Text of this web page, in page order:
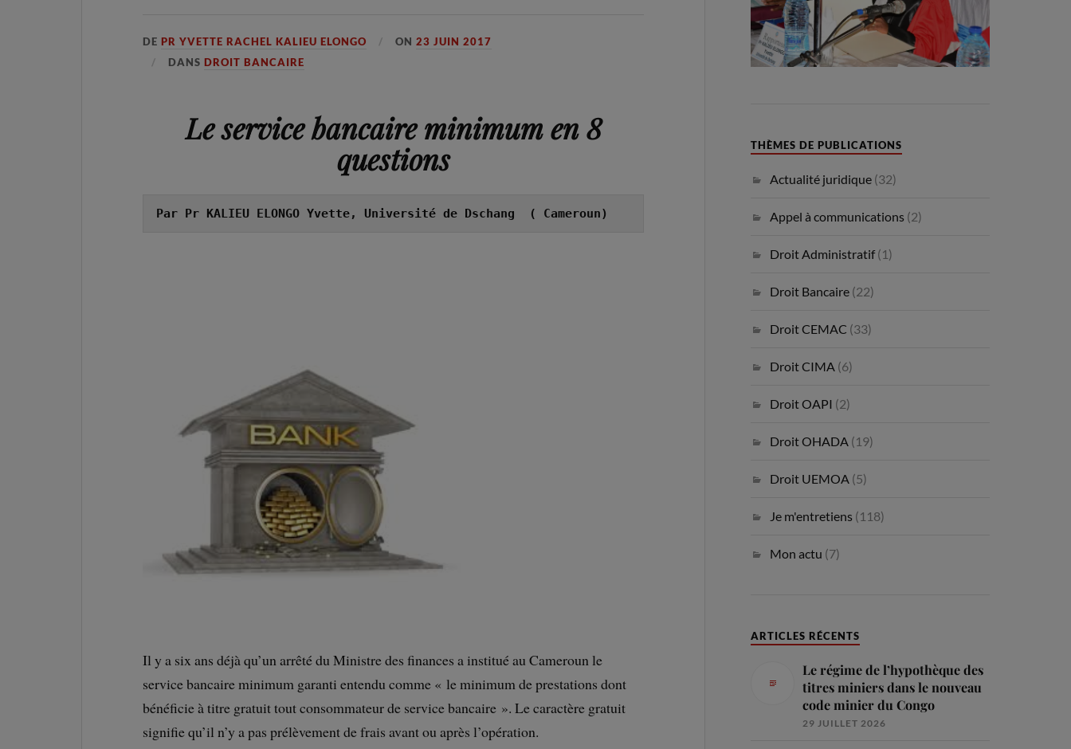
DEPR YVETTE RACHEL KALIEU ELONGO ON23 JUIN 2017
DANSDROIT BANCAIRE
Le service bancaire minimum en 8
questions
Par Pr KALIEU ELONGO Yvette, Université de Dschang  ( Cameroun)
Il y a six ans déjà qu’un arrêté du Ministre des finances a institué au Cameroun le
service bancaire minimum garanti entendu comme « le minimum de prestations dont
bénéficie à titre gratuit tout consommateur de service bancaire ». Le caractère gratuit
signifie qu’il n’y a pas prélèvement de frais avant ou après l’opération.
THÈMES DE PUBLICATIONS
Actualité juridique (32)
Appel à communications (2)
Droit Administratif(1)
Droit Bancaire (22)
Droit CEMAC (33)
Droit CIMA (6)
Droit OAPI (2)
Droit OHADA (19)
Droit UEMOA (5)
Je m'entretiens (118)
Mon actu (7)
ARTICLES RÉCENTS
Le régime de l’hypothèque des
titres miniers dans le nouveau
code minier du Congo
29 JUILLET 2026